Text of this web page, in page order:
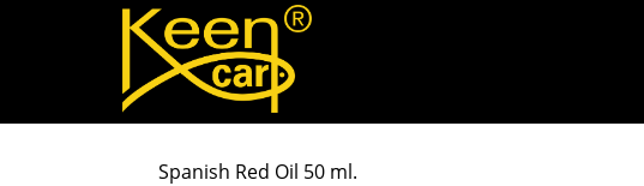
Spanish Red Oil 50 ml.